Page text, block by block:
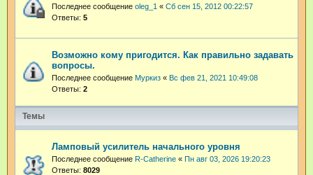
Последнее сообщение oleg_1 « Сб сен 15, 2012 00:22:57
Ответы: 5
Возможно кому пригодится. Как правильно задавать
вопросы.
Последнее сообщение Муркиз « Вс фев 21, 2021 10:49:08
Ответы: 2
Темы
Ламповый усилитель начального уровня
Последнее сообщение R-Catherine « Пн авг 03, 2026 19:20:23
Ответы: 8029